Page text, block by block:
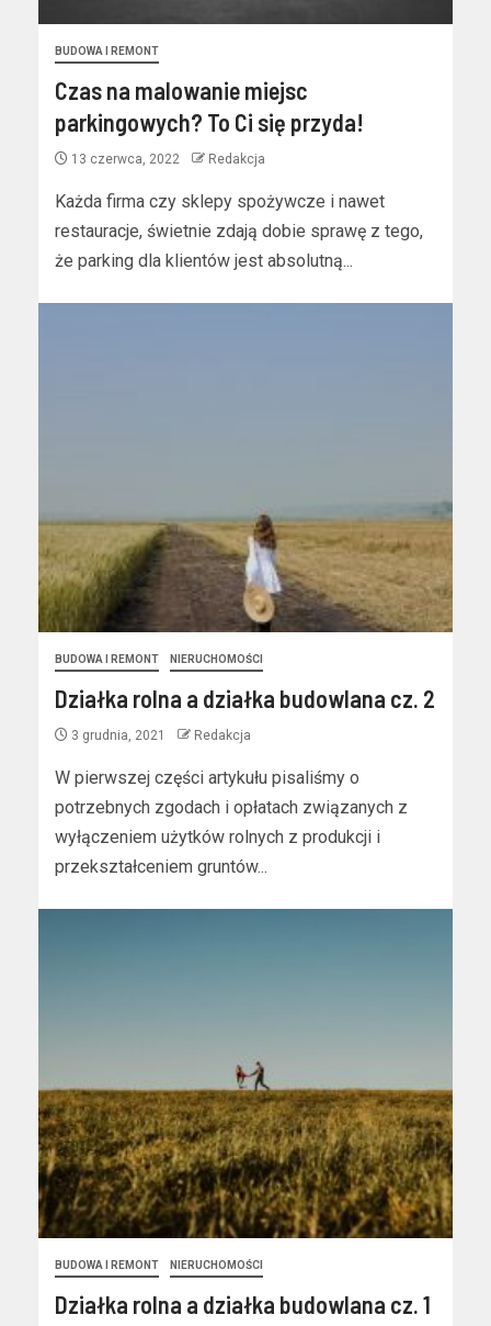
BUDOWA I REMONT
Czas na malowanie miejsc
parkingowych? To Ci się przyda!
13 czerwca, 2022 Redakcja
Każda firma czy sklepy spożywcze i nawet
restauracje, świetnie zdają dobie sprawę z tego,
że parking dla klientów jest absolutną...
BUDOWA I REMONT NIERUCHOMOŚCI
Działka rolna a działka budowlana cz. 2
3 grudnia, 2021 Redakcja
W pierwszej części artykułu pisaliśmy o
potrzebnych zgodach i opłatach związanych z
wyłączeniem użytków rolnych z produkcji i
przekształceniem gruntów...
BUDOWA I REMONT NIERUCHOMOŚCI
Działka rolna a działka budowlana cz. 1